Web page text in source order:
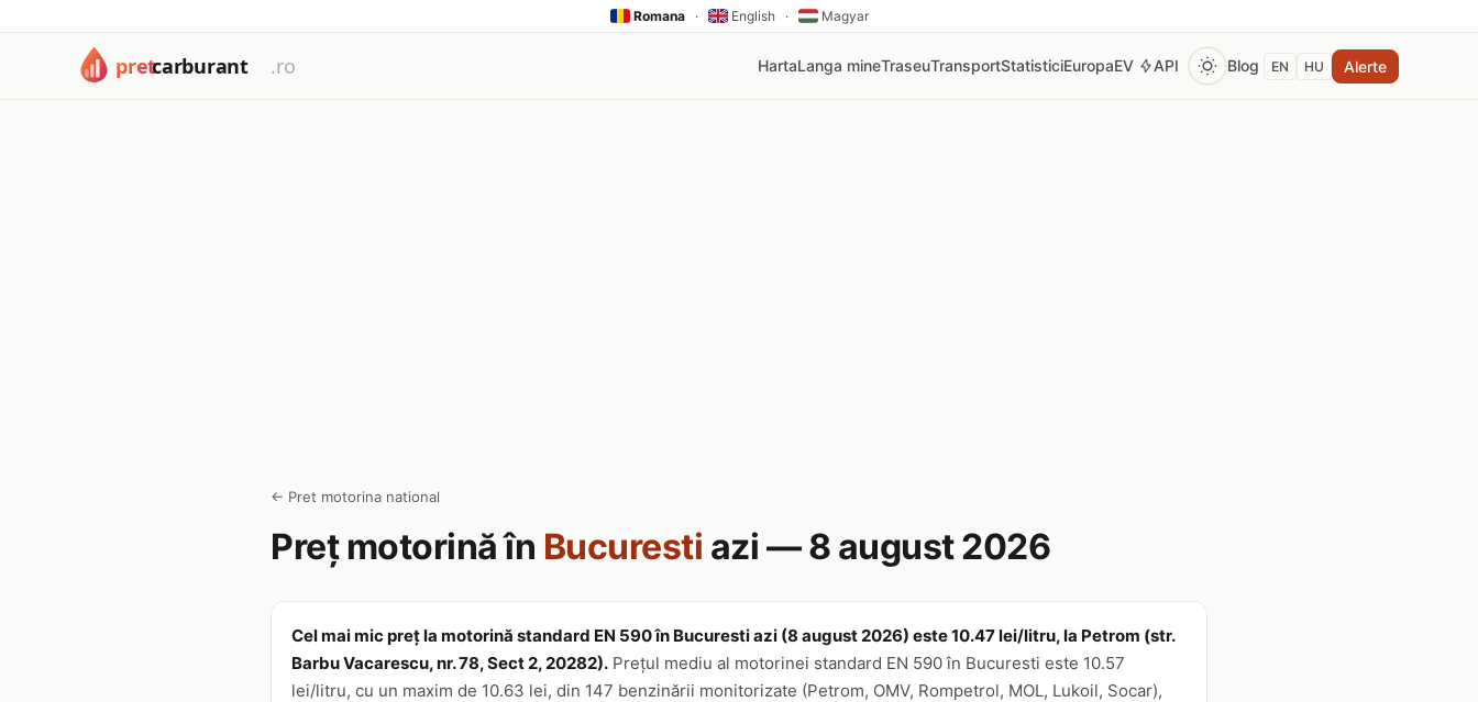
Romana · English · Magyar
HartaLanga mineTraseuTransportStatisticiEuropaEV API Blog EN HU Alerte
← Pret motorina national
Preț motorină în Bucuresti azi — 8 august 2026
Cel mai mic preț la motorină standard EN 590 în Bucuresti azi (8 august 2026) este 10.47 lei/litru, la Petrom (str.
Barbu Vacarescu, nr. 78, Sect 2, 20282). Prețul mediu al motorinei standard EN 590 în Bucuresti este 10.57
lei/litru, cu un maxim de 10.63 lei, din 147 benzinării monitorizate (Petrom, OMV, Rompetrol, MOL, Lukoil, Socar),